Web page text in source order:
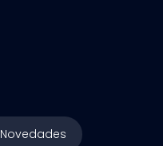
Novedades